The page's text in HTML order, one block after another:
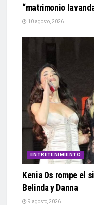
“matrimonio
10 agosto, 2026
ENTRETENIMIENTO
Kenia Os rompe el
Belinda y Danna
9 agosto, 2026